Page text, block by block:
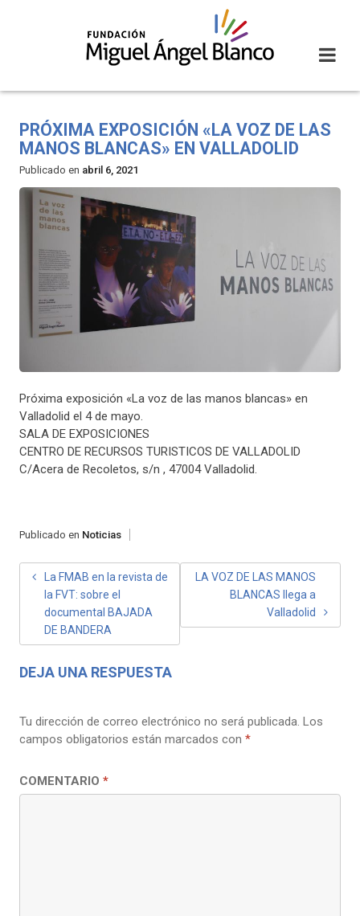
PRÓXIMA EXPOSICIÓN «LA VOZ DE LAS
MANOS BLANCAS» EN VALLADOLID
Publicado en abril 6, 2021
Próxima exposición «La voz de las manos blancas» en
Valladolid el 4 de mayo.
SALA DE EXPOSICIONES
CENTRO DE RECURSOS TURISTICOS DE VALLADOLID
C/Acera de Recoletos, s/n , 47004 Valladolid.
Publicado en Noticias
NAVEGACIÓN
ENTRADAS
La FMAB en la revista de
la FVT: sobre el
documental BAJADA
DE BANDERA
LA VOZ DE LAS MANOS
BLANCAS llega a
Valladolid
DEJA UNA RESPUESTA
Tu dirección de correo electrónico no será publicada. Los
campos obligatorios están marcados con *
COMENTARIO *